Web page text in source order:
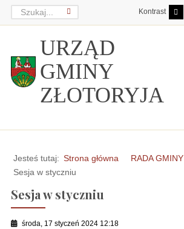
Kontrast
URZĄD
GMINY
ZŁOTORYJA
Jesteś tutaj: Strona główna RADA GMINY
Sesja w styczniu
Sesja w styczniu
środa, 17 styczeń 2024 12:18